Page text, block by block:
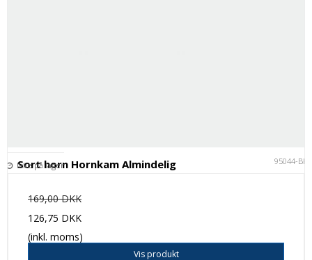
Sort horn Hornkam Almindelig 95044-BK
Ikke på lager
169,00 DKK
126,75 DKK
(inkl. moms)
Vis produkt